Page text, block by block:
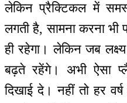
लेकिन प्रैक्टिकल में
लगती है, सामना करना भी
ही रहेगा। लेकिन जब
बढ़ते रहेंगे। अभी ऐसा
दिखाई दे। नहीं तो हर